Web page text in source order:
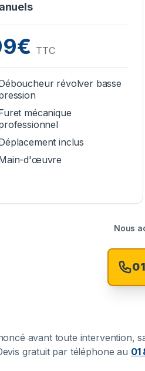
TTC
révolver basse
mécanique
inclus
d'œuvre
Nous
avant toute intervention,
gratuit par téléphone au 01